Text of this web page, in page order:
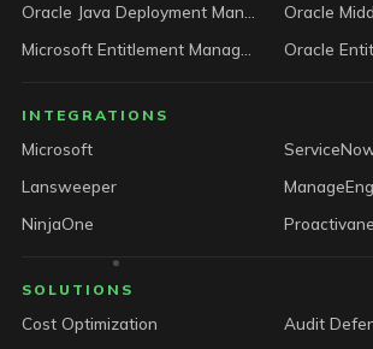
Oracle
Oracle
INTEGRATIONS
Microsoft
Lansweeper
NinjaOne
SOLUTIONS
Cost Optimization
Audit